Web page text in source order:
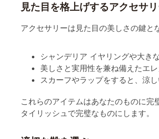
美しさと実用性を兼ね備えたエ
スカーフやラップをすると、涼
タイリッシュで完璧なものにします。